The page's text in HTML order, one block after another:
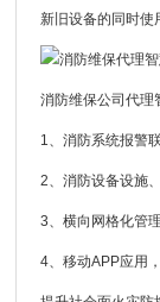
新旧设备的同时使
消防维保公司代理
1、消防系统报警
2、消防设备设施
3、横向网格化管
4、移动APP应用